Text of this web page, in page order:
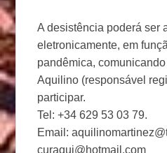
A desistência poderá ser
eletronicamente, em
pandêmica,
Aquilino (responsável
participar.
Tel: +34 629 53 03 79.
Email:
curaqui@hotmail.com